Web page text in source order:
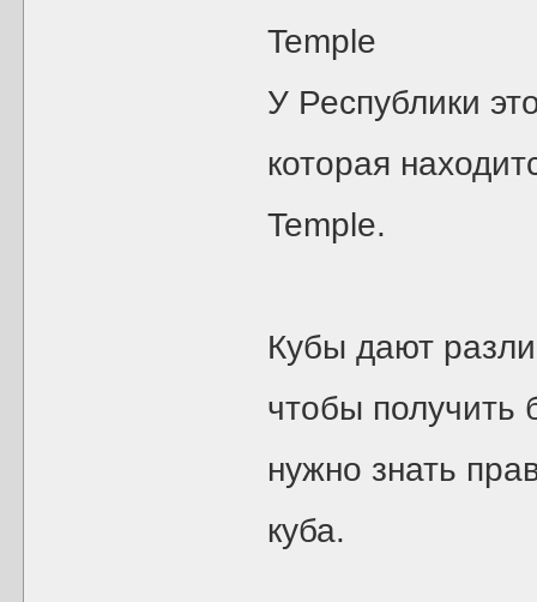
Temple
У Республики
которая
Temple.
Кубы дают
чтобы получить
нужно знать
куба.